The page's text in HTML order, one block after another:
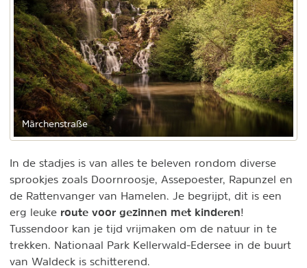
Märchenstraße
In de stadjes is van alles te beleven rondom diverse
sprookjes zoals Doornroosje, Assepoester, Rapunzel en
de Rattenvanger van Hamelen. Je begrijpt, dit is een
erg leuke route voor gezinnen met kinderen!
Tussendoor kan je tijd vrijmaken om de natuur in te
trekken. Nationaal Park Kellerwald-Edersee in de buurt
van Waldeck is schitterend.